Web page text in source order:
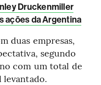
Druckenmiller
ações da Argentina
duas empresas,
segundo
com um total de
levantado.